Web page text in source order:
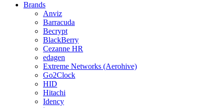
Brands
Anviz
Barracuda
Becrypt
BlackBerry
Cezanne HR
edagen
Extreme Networks (Aerohive)
Go2Clock
HID
Hitachi
Idency